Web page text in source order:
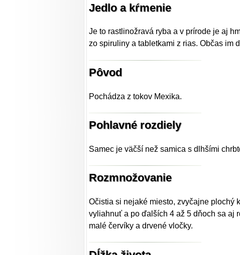
Jedlo a kŕmenie
Je to rastlinožravá ryba a v prírode je aj
zo spiruliny a tabletkami z rias. Občas im
Pôvod
Pochádza z tokov Mexika.
Pohlavné rozdiely
Samec je väčší než samica s dlhšími
Rozmnožovanie
Očistia si nejaké miesto, zvyčajne plochý
vyliahnuť a po ďalších 4 až 5 dňoch sa aj
malé červíky a drvené vločky.